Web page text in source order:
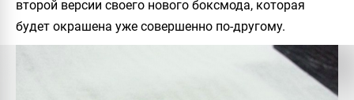
второй версии своего нового боксмода, которая
будет окрашена уже совершенно по-другому.